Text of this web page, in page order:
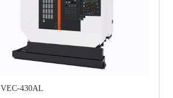
VEC-430AL